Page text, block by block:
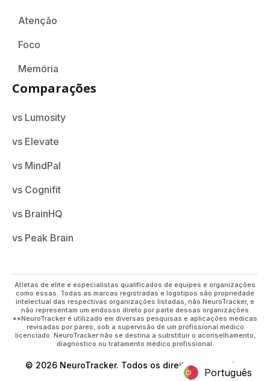
Atenção
Foco
Memória
Comparações
vs Lumosity
vs Elevate
vs MindPal
vs Cognifit
vs BrainHQ
vs Peak Brain
Atletas de elite e especialistas qualificados de equipes e organizações
como essas. Todas as marcas registradas e logotipos são propriedade
intelectual das respectivas organizações listadas, não NeuroTracker, e
não representam um endosso direto por parte dessas organizações
**NeuroTracker é utilizado em diversas pesquisas e aplicações médicas
revisadas por pares, sob a supervisão de um profissional médico
licenciado. NeuroTracker não se destina a substituir o aconselhamento,
diagnóstico ou tratamento médico profissional.
© 2026 NeuroTracker. Todos os direitos reservados
Português